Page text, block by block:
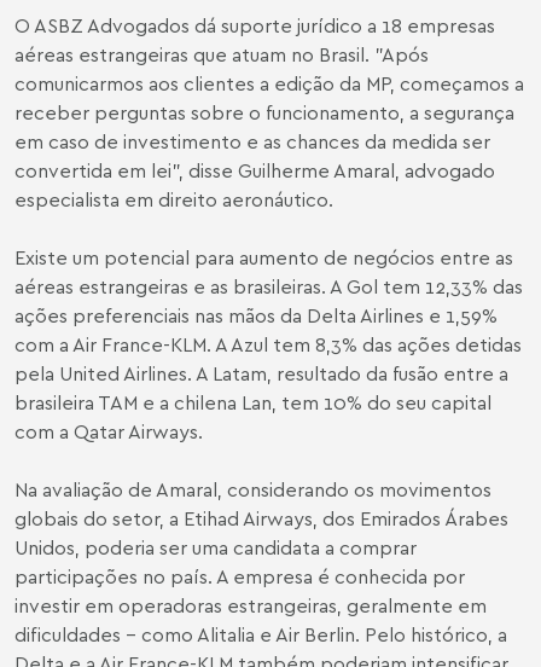
O ASBZ Advogados dá suporte jurídico a 18 empresas
aéreas estrangeiras que atuam no Brasil. "Após
comunicarmos aos clientes a edição da MP, começamos a
receber perguntas sobre o funcionamento, a segurança
em caso de investimento e as chances da medida ser
convertida em lei", disse Guilherme Amaral, advogado
especialista em direito aeronáutico.
Existe um potencial para aumento de negócios entre as
aéreas estrangeiras e as brasileiras. A Gol tem 12,33% das
ações preferenciais nas mãos da Delta Airlines e 1,59%
com a Air France-KLM. A Azul tem 8,3% das ações detidas
pela United Airlines. A Latam, resultado da fusão entre a
brasileira TAM e a chilena Lan, tem 10% do seu capital
com a Qatar Airways.
Na avaliação de Amaral, considerando os movimentos
globais do setor, a Etihad Airways, dos Emirados Árabes
Unidos, poderia ser uma candidata a comprar
participações no país. A empresa é conhecida por
investir em operadoras estrangeiras, geralmente em
dificuldades - como Alitalia e Air Berlin. Pelo histórico, a